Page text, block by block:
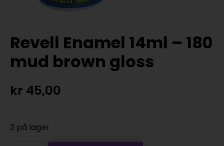
Revell Enamel 14ml – 180
mud brown gloss
kr 45,00
3 på lager